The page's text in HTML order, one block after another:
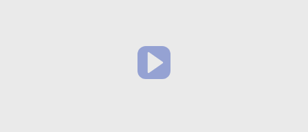
Официальный партнёрmos.ru